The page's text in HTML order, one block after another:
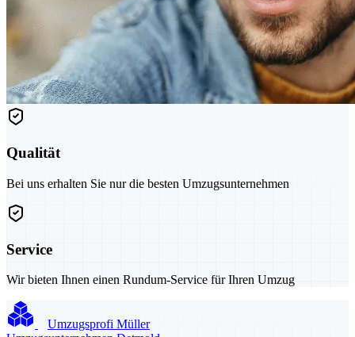
Qualität
Bei uns erhalten Sie nur die besten Umzugsunternehmen
Service
Wir bieten Ihnen einen Rundum-Service für Ihren Umzug
Umzugsprofi Müller